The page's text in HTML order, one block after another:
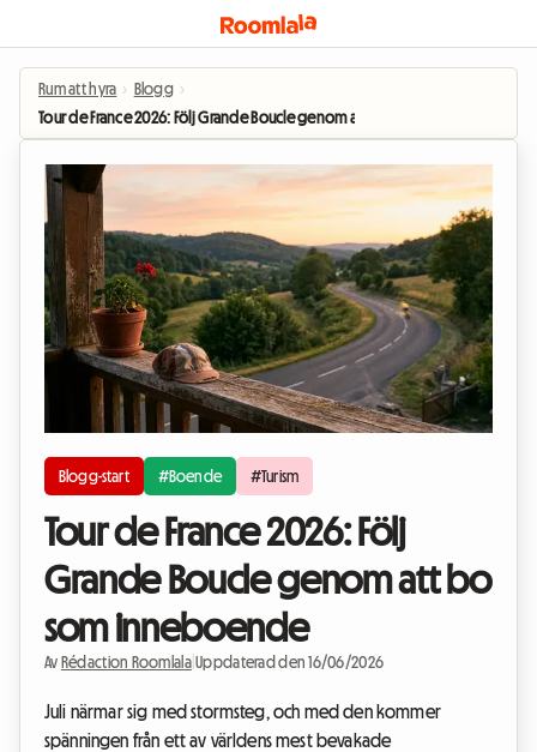
Rum att hyra › Blogg ›
Tour de France 2026: Följ Grande Boucle genom att bo som inneboende
Blogg-start #Boende #Turism
Tour de France 2026: Följ
Grande Boucle genom att bo
som inneboende
Av Rédaction Roomlala|Uppdaterad den 16/06/2026
Juli närmar sig med stormsteg, och med den kommer
spänningen från ett av världens mest bevakade